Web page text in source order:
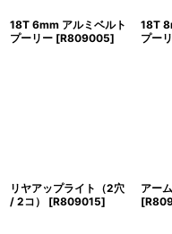
18T 6mm アルミベルト
プーリー [R809005]
18T
プー
リヤアップライト（2穴
/ 2コ）
[R809015]
アー
[